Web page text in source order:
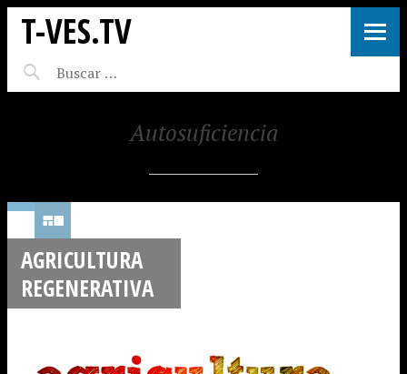
T-VES.TV
Autosuficiencia
AGRICULTURA
REGENERATIVA